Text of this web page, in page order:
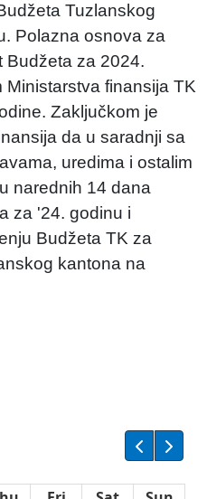
Tuzlanskog
Polazna osnova za
Budžeta za 2024.
finansija TK
Zaključkom je
da u saradnji sa
uredima i ostalim
narednih 14 dana
za '24. godinu i
Budžeta TK za
kantona na